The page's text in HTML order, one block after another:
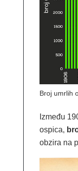
Broj umrlih
Između
ospica,
obzira na